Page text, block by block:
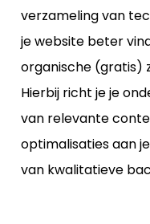
verzameling van
je website beter
organische (gratis)
Hierbij richt je je
van relevante
optimalisaties aan
van kwalitatieve